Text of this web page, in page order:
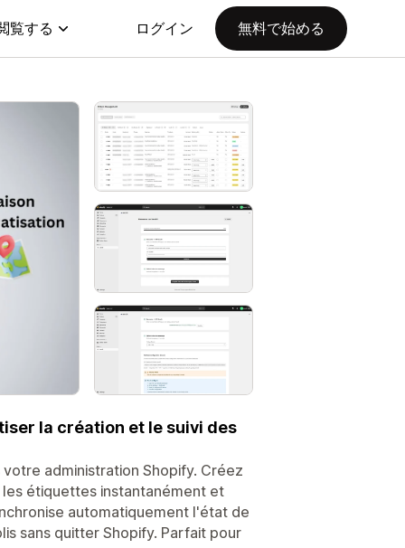
覧する ログイン 無料で始める
la création et le suivi des
administration Shopify. Créez
les étiquettes instantanément et
automatiquement l'état de
sans quitter Shopify. Parfait pour